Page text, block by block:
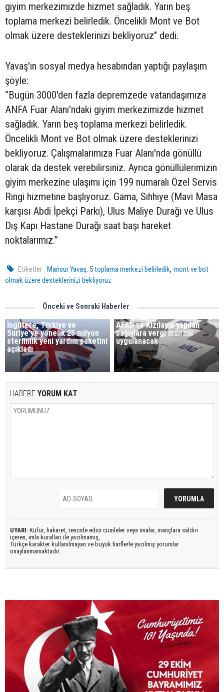
giyim merkezimizde hizmet sağladık. Yarın beş
toplama merkezi belirledik. Öncelikli Mont ve Bot
olmak üzere desteklerinizi bekliyoruz" dedi.
Yavaş'ın sosyal medya hesabından yaptığı paylaşım
şöyle:
“Bugün 3000'den fazla depremzede vatandaşımıza
ANFA Fuar Alanı'ndaki giyim merkezimizde hizmet
sağladık. Yarın beş toplama merkezi belirledik.
Öncelikli Mont ve Bot olmak üzere desteklerinizi
bekliyoruz. Çalışmalarımıza Fuar Alanı'nda gönüllü
olarak da destek verebilirsiniz. Ayrıca gönüllülerimizin
giyim merkezine ulaşımı için 199 numaralı Özel Servis
Ringi hizmetine başlıyoruz. Gama, Sıhhiye (Mavi Masa
karşısı Abdi İpekçi Parkı), Ulus Maliye Durağı ve Ulus
Dış Kapı Hastane Durağı saat başı hareket
noktalarımız.”
Etiketler : Mansur Yavaş: 5 toplama merkezi belirledik,mont ve bot
olmak üzere desteklerinizi bekliyoruz
Önceki ve Sonraki Haberler
İngiltere, Türkiye ve
Suriye'ye yönelik 25 milyon
sterlinlik yeni yardım paketini
açıkladı
AFAD ve Kızılay'a yapılan
bağışlara vergi indirimi
uygulanacak
HABERE YORUM KAT
UYARI: Küfür, hakaret, rencide edici cümleler veya imalar, inançlara saldırı
içeren, imla kuralları ile yazılmamış,
Türkçe karakter kullanılmayan ve büyük harflerle yazılmış yorumlar
onaylanmamaktadır.